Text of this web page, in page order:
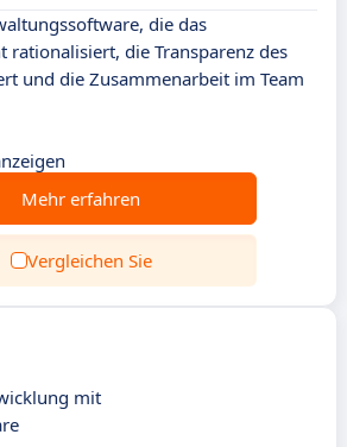
die das
rationalisiert, die Transparenz des
und die Zusammenarbeit im Team
Mehr erfahren
Vergleichen Sie
mit